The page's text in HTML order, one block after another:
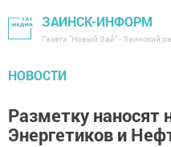
ЗАИНСК-ИНФОРМ
Газета "Новый Зай" - Заинский
НОВОСТИ
Разметку наносят
Энергетиков и